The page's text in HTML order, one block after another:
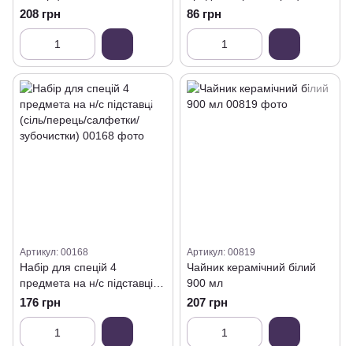
208 грн
серветки/зубочистки)
86 грн
Артикул: 00168
Набір для спецій 4
предмета на н/с підставці
(сіль/перець/салфетки/
зубочистки)
176 грн
Артикул: 00819
Чайник керамічний білий
900 мл
207 грн